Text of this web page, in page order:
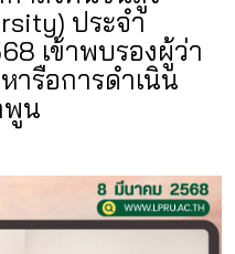
ประจำ
เข้าพบรองผู้ว่า
ารือการดำเนิน
พูน